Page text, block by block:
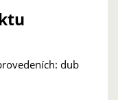
dub